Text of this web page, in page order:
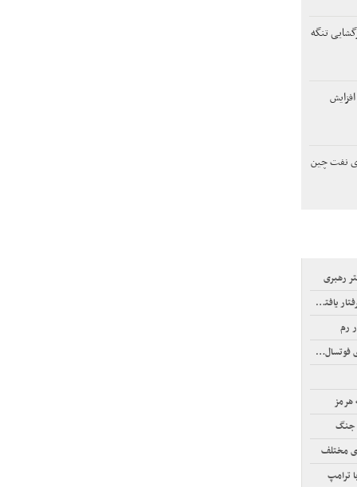
تنگه
نفت چین
رهبری
رم
آسیا
هرمز
جنگ
مختلف
ترامپ